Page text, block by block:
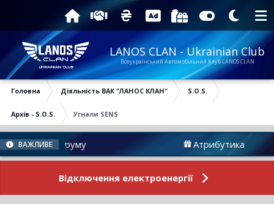
LANOS CLAN - Ukrainian Club
Всеукраїнський Автомобільний Клуб LANOS CLAN
Головна Діяльність ВАК "ЛАНОС КЛАН" S.O.S.
Архів - S.O.S. Угнали SENS
ВАЖЛИВЕ
Форуму Атрибутика
Відключення електроенергії